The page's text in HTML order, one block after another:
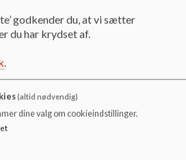
på at blive klogere på verden,
niveau, både verbalt og
hverdag med vægt på
er en integreret del af
udviser respekt for
godkender du, at vi sætter
du har krydset af.
.
(altid nødvendig)
dine valg om cookieindstillinger.